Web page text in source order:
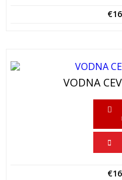
€
VODNA
€